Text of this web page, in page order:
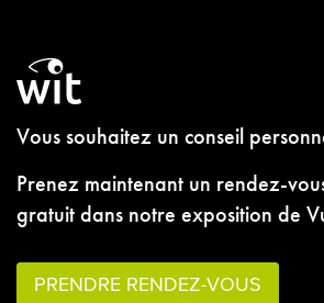
Vous souhaitez un conseil
Prenez maintenant un rendez-
gratuit dans notre exposition de
PRENDRE RENDEZ-VOUS